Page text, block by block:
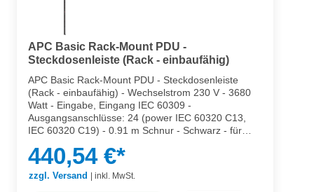
APC Basic Rack-Mount PDU -
Steckdosenleiste (Rack - einbaufähig)
APC Basic Rack-Mount PDU - Steckdosenleiste
(Rack - einbaufähig) - Wechselstrom 230 V - 3680
Watt - Eingabe, Eingang IEC 60309 -
Ausgangsanschlüsse: 24 (power IEC 60320 C13,
IEC 60320 C19) - 0.91 m Schnur - Schwarz - für
SMX3KR2UNCX145, SMX750C, SMX750CNC,
SMX750CUS
440,54 €*
zzgl. Versand | inkl. MwSt.